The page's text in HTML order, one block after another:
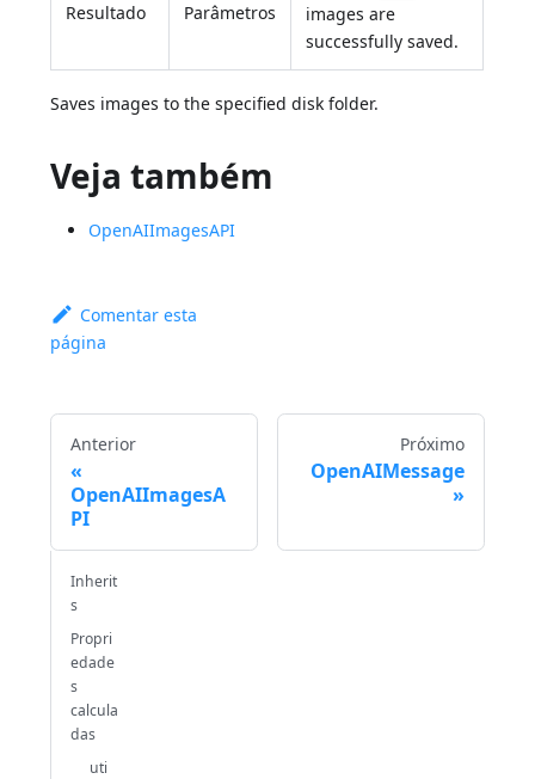
Resultado Parâmetros
images are
successfully saved.
Saves images to the specified disk folder.
Veja também
OpenAIImagesAPI
Comentar esta
página
Anterior
OpenAIImagesA
PI
Próximo
OpenAIMessage
Inherit
s
Propri
edade
s
calcula
das
uti